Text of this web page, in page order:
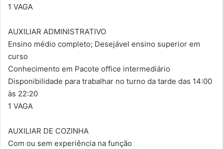
1 VAGA
AUXILIAR ADMINISTRATIVO
Ensino médio completo; Desejável ensino superior em
curso
Conhecimento em Pacote office intermediário
Disponibilidade para trabalhar no turno da tarde das 14:00
às 22:20
1 VAGA
AUXILIAR DE COZINHA
Com ou sem experiência na função